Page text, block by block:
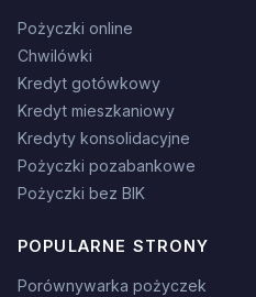
Pożyczki online
Chwilówki
Kredyt gotówkowy
Kredyt mieszkaniowy
Kredyty konsolidacyjne
Pożyczki pozabankowe
Pożyczki bez BIK
POPULARNE STRONY
Porównywarka pożyczek